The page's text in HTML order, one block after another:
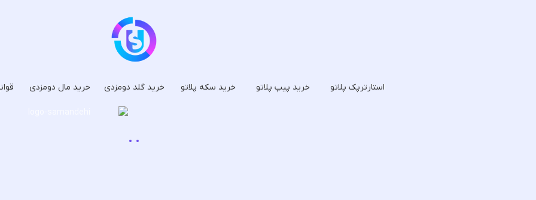
استارترپک پلاتو خرید پیپ پلاتو خرید سکه پلاتو خرید گلد دومزدی خرید مال دومزدی